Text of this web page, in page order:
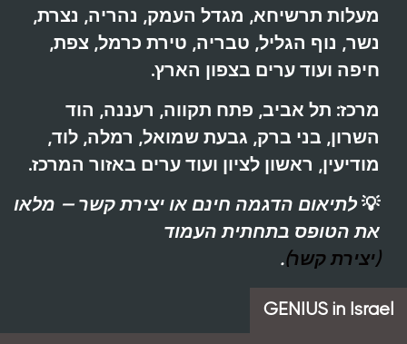
מעלות תרשיחא, מגדל העמק, נהריה, נצרת,
נשר, נוף הגליל, טבריה, טירת כרמל, צפת,
חיפה ועוד ערים בצפון הארץ.
מרכז: תל אביב, פתח תקווה, רעננה, הוד
השרון, בני ברק, גבעת שמואל, רמלה, לוד,
מודיעין, ראשון לציון ועוד ערים באזור המרכז.
💡לתיאום הדגמה חינם או יצירת קשר — מלאו
את הטופס בתחתית העמוד
(יצירת קשר).
GENIUS in Israel